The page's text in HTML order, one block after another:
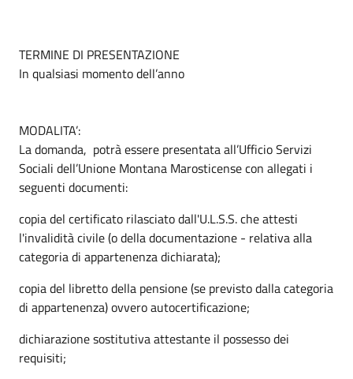
TERMINE DI PRESENTAZIONE
In qualsiasi momento dell’anno
MODALITA’:
La domanda, potrà essere presentata all’Ufficio Servizi
Sociali dell’Unione Montana Marosticense con allegati i
seguenti documenti:
copia del certificato rilasciato dall'U.L.S.S. che attesti
l'invalidità civile (o della documentazione - relativa alla
categoria di appartenenza dichiarata);
copia del libretto della pensione (se previsto dalla categoria
di appartenenza) ovvero autocertificazione;
dichiarazione sostitutiva attestante il possesso dei
requisiti;